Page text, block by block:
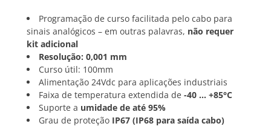
Programação de curso facilitada pelo cabo para
sinais analógicos – em outras palavras, não requer
kit adicional
Resolução: 0,001 mm
Curso útil: 100mm
Alimentação 24Vdc para aplicações industriais
Faixa de temperatura extendida de -40 … +85°C
Suporte a umidade de até 95%
Grau de proteção IP67 (IP68 para saída cabo)